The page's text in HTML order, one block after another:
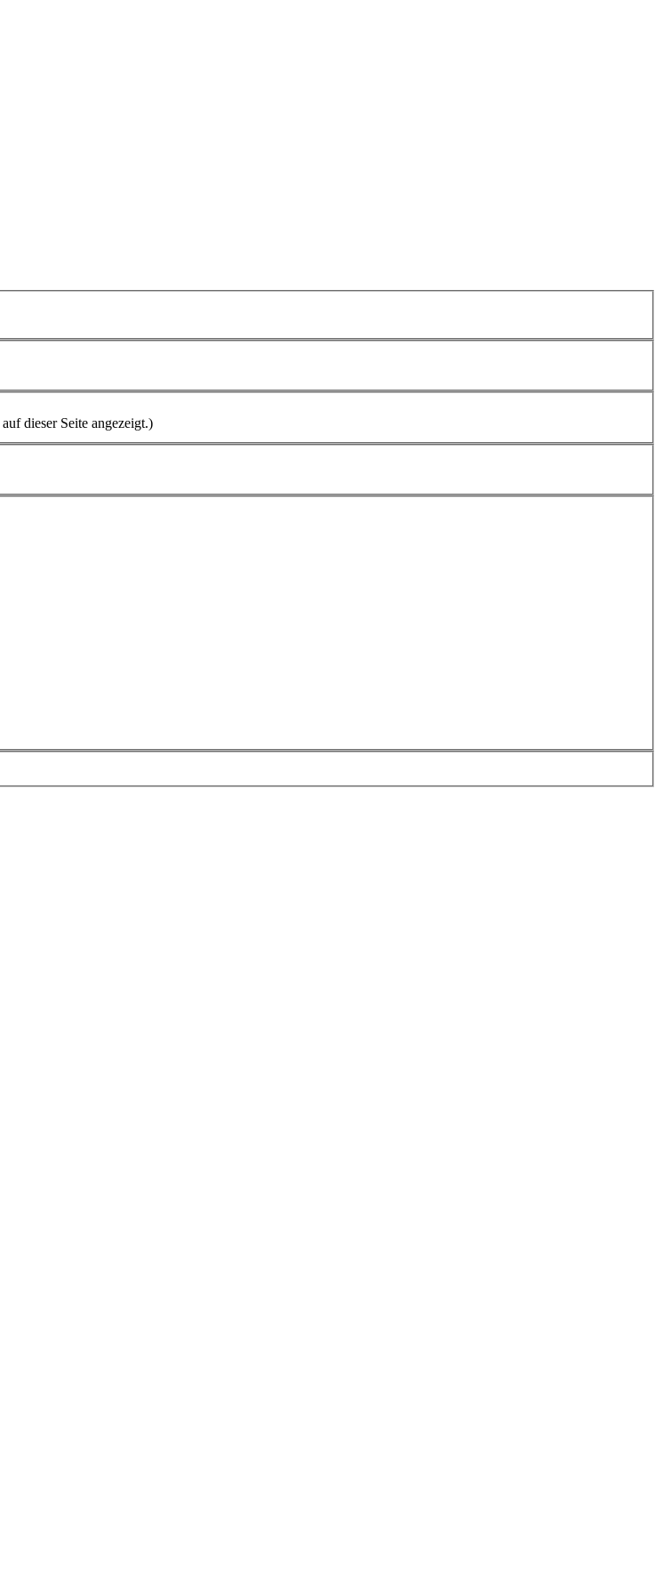
auf dieser Seite angezeigt.)